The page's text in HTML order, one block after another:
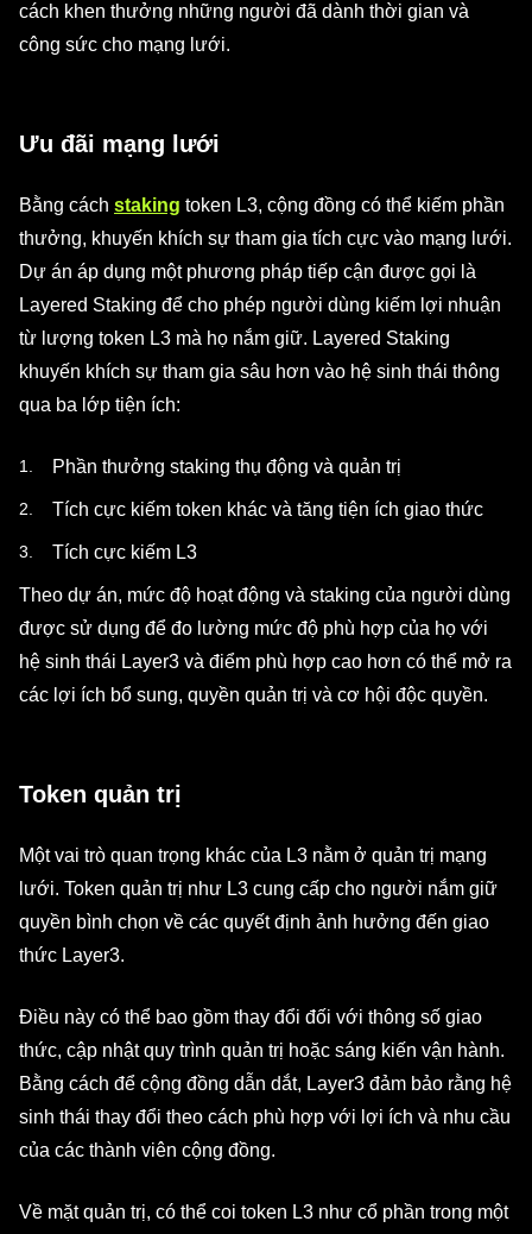
cách khen thưởng những người đã dành thời gian và
công sức cho mạng lưới.
Ưu đãi mạng lưới
Bằng cách staking token L3, cộng đồng có thể kiếm phần
thưởng, khuyến khích sự tham gia tích cực vào mạng lưới.
Dự án áp dụng một phương pháp tiếp cận được gọi là
Layered Staking để cho phép người dùng kiếm lợi nhuận
từ lượng token L3 mà họ nắm giữ. Layered Staking
khuyến khích sự tham gia sâu hơn vào hệ sinh thái thông
qua ba lớp tiện ích:
Phần thưởng staking thụ động và quản trị
Tích cực kiếm token khác và tăng tiện ích giao thức
Tích cực kiếm L3
Theo dự án, mức độ hoạt động và staking của người dùng
được sử dụng để đo lường mức độ phù hợp của họ với
hệ sinh thái Layer3 và điểm phù hợp cao hơn có thể mở ra
các lợi ích bổ sung, quyền quản trị và cơ hội độc quyền.
Token quản trị
Một vai trò quan trọng khác của L3 nằm ở quản trị mạng
lưới. Token quản trị như L3 cung cấp cho người nắm giữ
quyền bình chọn về các quyết định ảnh hưởng đến giao
thức Layer3.
Điều này có thể bao gồm thay đổi đối với thông số giao
thức, cập nhật quy trình quản trị hoặc sáng kiến vận hành.
Bằng cách để cộng đồng dẫn dắt, Layer3 đảm bảo rằng hệ
sinh thái thay đổi theo cách phù hợp với lợi ích và nhu cầu
của các thành viên cộng đồng.
Về mặt quản trị, có thể coi token L3 như cổ phần trong một